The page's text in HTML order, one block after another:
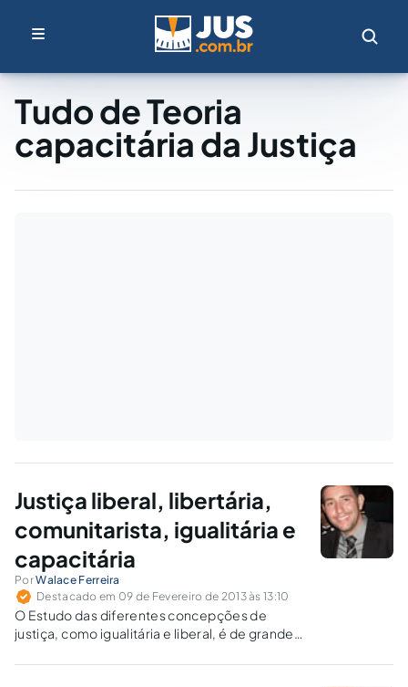
Tudo de Teoria
capacitária da Justiça
Justiça liberal, libertária,
comunitarista, igualitária e
capacitária
PorWalace Ferreira
Destacado em 09 de Fevereiro de 2013 às 13:10
O Estudo das diferentes concepções de
justiça, como igualitária e liberal, é de grande
Direito.